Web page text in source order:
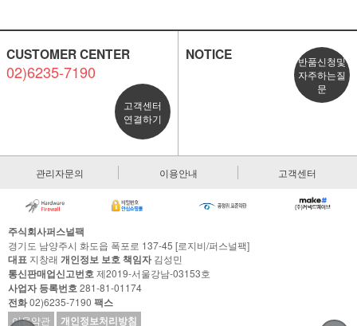
CUSTOMER CENTER
02)6235-7190
고객센터
연결하기
NOTICE
반품신청및
자주하는질
문
관리자문의 이용안내 고객센터
주식회사퍼스널팩
경기도 남양주시 화도읍 폭포로 137-45 [로지비/퍼스널팩]
대표 지창래 개인정보 보호 책임자김성민
통신판매업신고번호제2019-서울강남-03153호
사업자 등록번호281-81-01174
전화02)6235-7190 팩스
이용약관 개인정보처리방침